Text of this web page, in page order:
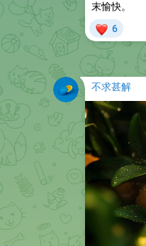
末愉快。
❤
6
不求甚解